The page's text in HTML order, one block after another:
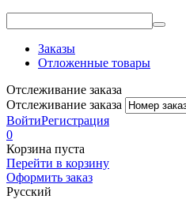
Заказы
Отложенные товары
Отслеживание заказа
Отслеживание заказа
ВойтиРегистрация
0
Корзина пуста
Перейти в корзину
Оформить заказ
Русский